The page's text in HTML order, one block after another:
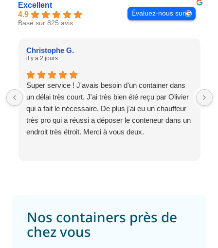
Excellent
4.9
Basé sur 825 avis
Évaluez-nous sur
Christophe G.
il y a 2 jours
Super service ! J'avais besoin d'un container dans
un délai très court. J'ai très bien été reçu par Olivier
qui a fait le nécessaire. De plus j'ai eu un chauffeur
très pro qui a réussi a déposer le conteneur dans un
endroit très étroit. Merci à vous deux.
Nos containers près de
chez vous